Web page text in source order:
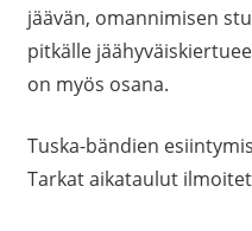
jäävän, omannimisen
pitkälle
on myös osana.
Tuska-bändien
Tarkat aikataulut